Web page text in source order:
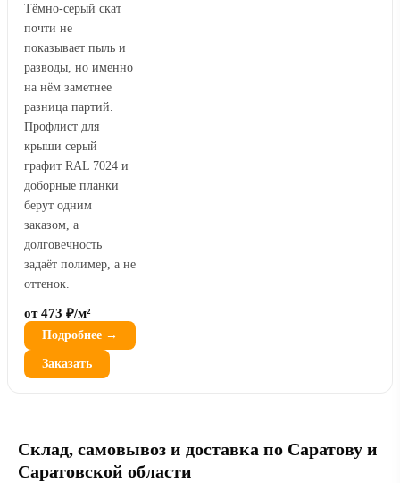
Тёмно-серый скат
почти не
показывает пыль и
разводы, но именно
на нём заметнее
разница партий.
Профлист для
крыши серый
графит RAL 7024 и
доборные планки
берут одним
заказом, а
долговечность
задаёт полимер, а не
оттенок.
от 473 ₽/м²
Подробнее →
Заказать
Склад, самовывоз и доставка по Саратову и
Саратовской области